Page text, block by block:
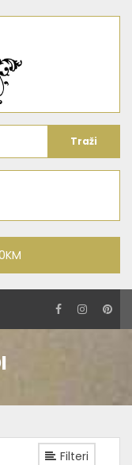
Traži
Filteri